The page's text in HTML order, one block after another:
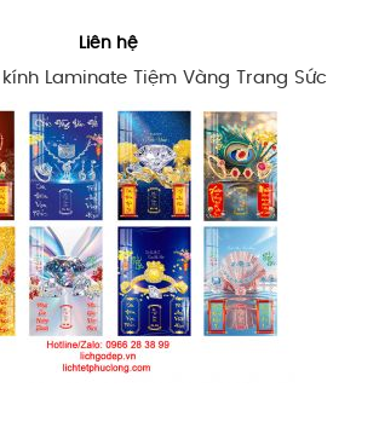
Liên hệ
Laminate Tiệm Vàng Trang Sức